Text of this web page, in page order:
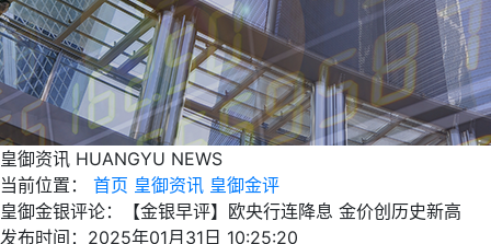
皇御资讯 HUANGYU NEWS
当前位置：
首页 皇御资讯 皇御金评
皇御金银评论：【金银早评】欧央行连降息 金价创历史新高
发布时间：2025年01月31日 10:25:20